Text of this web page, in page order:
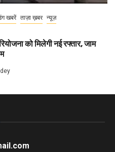
खबरें ताज़ा ख़बर न्यूज़
को मिलेगी नई रफ्तार, जाम